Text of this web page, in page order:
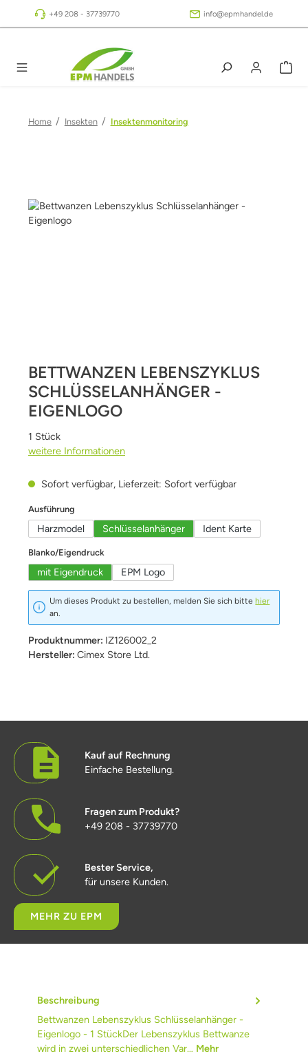
Zum Hauptinhalt springen
+49 208 - 37739770 info@epmhandel.de
Home / Insekten / Insektenmonitoring
Bildergalerie überspringen
BETTWANZEN LEBENSZYKLUS
SCHLÜSSELANHÄNGER -
EIGENLOGO
1 Stück
weitere Informationen
Sofort verfügbar, Lieferzeit: Sofort verfügbar
Ausführung
Harzmodel Schlüsselanhänger Ident Karte
Blanko/Eigendruck
mit Eigendruck EPM Logo
Um dieses Produkt zu bestellen, melden Sie sich bitte hier
an.
Produktnummer: IZ126002_2
Hersteller: Cimex Store Ltd.
Kauf auf Rechnung
Einfache Bestellung.
Fragen zum Produkt?
+49 208 - 37739770
Bester Service,
für unsere Kunden.
MEHR ZU EPM
Beschreibung
Bettwanzen Lebenszyklus Schlüsselanhänger -
Eigenlogo - 1 StückDer Lebenszyklus Bettwanze
wird in zwei unterschiedlichen Var… Mehr